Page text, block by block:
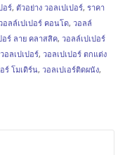
อร์, ตัวอย่าง วอลเปเปอร์, ราคา
อลล์เปเปอร์ คอนโด, วอลล์
อร์ ลาย คลาสสิค, วอลล์เปเปอร์
วอลเปเปอร์, วอลเปเปอร์ ตกแต่ง
ร์ โมเดิร์น, วอลเปเอร์ติดผนัง,